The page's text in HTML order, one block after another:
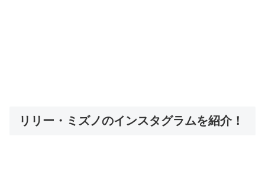
リリー・ミズノのインスタグラムを紹介！